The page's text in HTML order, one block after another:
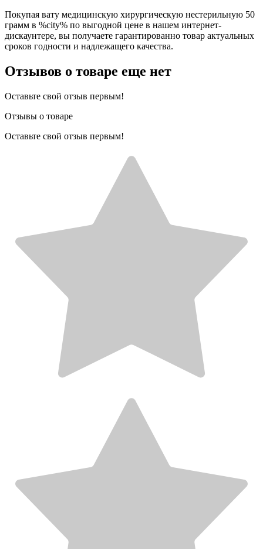
Покупая вату медицинскую хирургическую нестерильную 50
грамм в %city% по выгодной цене в нашем интернет-
дискаунтере, вы получаете гарантированно товар актуальных
сроков годности и надлежащего качества.
Отзывов о товаре еще нет
Оставьте свой отзыв первым!
Отзывы о товаре
Оставьте свой отзыв первым!